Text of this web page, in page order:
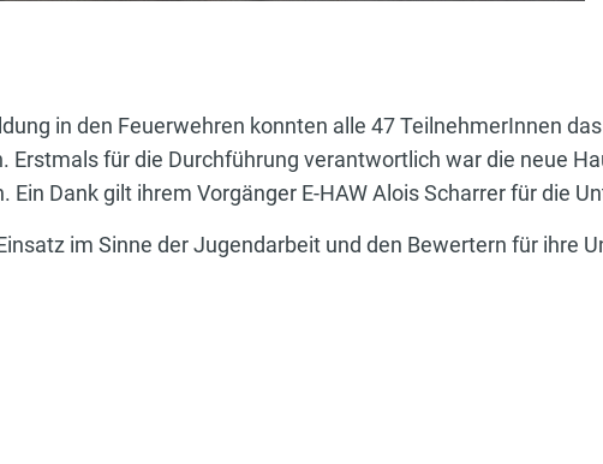
in den Feuerwehren konnten alle 47 TeilnehmerInnen
Erstmals für die Durchführung verantwortlich war die neue
Dank gilt ihrem Vorgänger E-HAW Alois Scharrer für die
im Sinne der Jugendarbeit und den Bewertern für ihre